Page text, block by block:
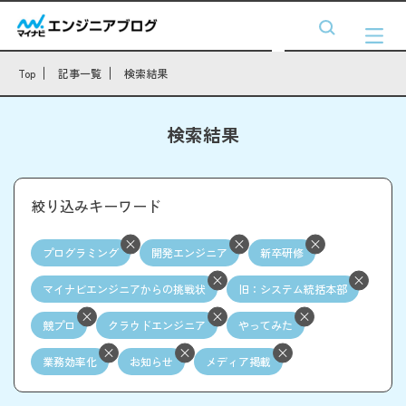
Top 記事一覧 検索結果
検索結果
絞り込みキーワード
プログラミング 開発エンジニア 新卒研修
マイナビエンジニアからの挑戦状 旧：システム統括本部
競プロ クラウドエンジニア やってみた
業務効率化 お知らせ メディア掲載